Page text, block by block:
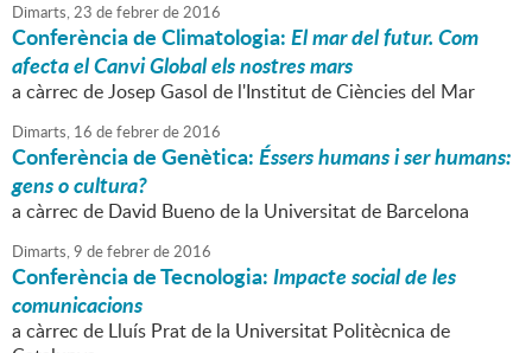
Dimarts,23 defebrerde2016
Conferència de Climatologia:El mar del futur. Com
afecta el Canvi Global els nostres mars
a càrrec de Josep Gasol de l'Institut de Ciències del Mar
Dimarts, 16 defebrerde2016
Conferència de Genètica:Éssers humans i ser humans:
gens o cultura?
a càrrec de David Bueno de la Universitat de Barcelona
Dimarts,9 defebrerde2016
Conferència de Tecnologia:Impacte social de les
comunicacions
a càrrec de Lluís Prat de la Universitat Politècnica de